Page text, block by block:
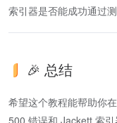
索引器是否能成功通过测
🎉 总结
希望这个教程能帮助你
500 错误和 Jackett 索